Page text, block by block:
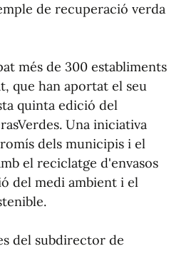
de recuperació verda
més de 300 establiments
que han aportat el seu
quinta edició del
Una iniciativa
dels municipis i el
el reciclatge d'envasos
del medi ambient i el
del subdirector de